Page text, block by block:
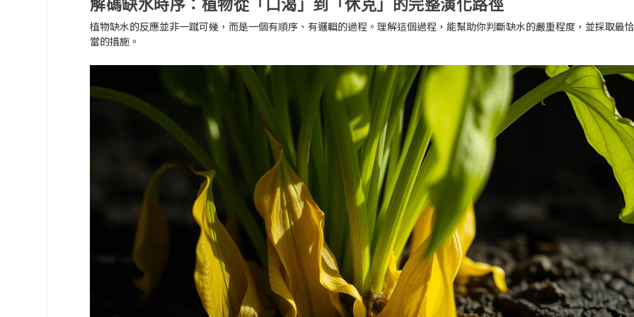
植物缺水的反應並非一蹴可幾，而是一個有順序、有邏輯的過程。理解這個過程，能幫助你判斷缺水的嚴重程度，並採取最
當的措施。